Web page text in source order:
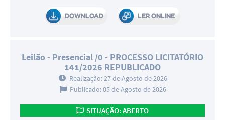
DOWNLOAD LER ONLINE
Leilão - Presencial /0 - PROCESSO LICITATÓRIO
141/2026 REPUBLICADO
Realização: 27 de Agosto de 2026
Publicado: 05 de Agosto de 2026
SITUAÇÃO: ABERTO